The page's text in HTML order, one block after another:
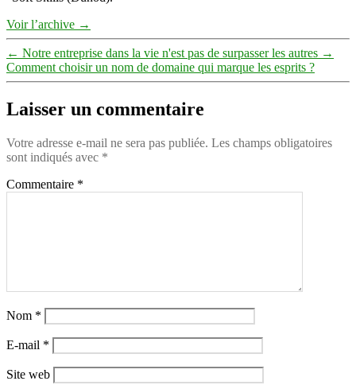
Voir l’archive →
← Notre entreprise dans la vie n'est pas de surpasser les autres →
Comment choisir un nom de domaine qui marque les esprits ?
Laisser un commentaire
Votre adresse e-mail ne sera pas publiée. Les champs obligatoires
sont indiqués avec *
Commentaire *
Nom *
E-mail *
Site web